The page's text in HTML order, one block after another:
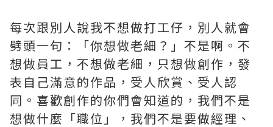
每次跟別人說我不想做打工仔，別人就會
劈頭一句：「你想做老細？」不是啊。不
想做員工，不想做老細，只想做創作，發
表自己滿意的作品，受人欣賞、受人認
同。喜歡創作的你們會知道的，我們不是
想做什麼「職位」，我們不是要做經理、